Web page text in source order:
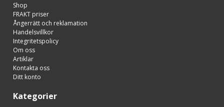
Shop
FRAKT priser
Ångerrätt och reklamation
Handelsvillkor
Integritetspolicy
Om oss
Artiklar
Kontakta oss
Ditt konto
Kategorier